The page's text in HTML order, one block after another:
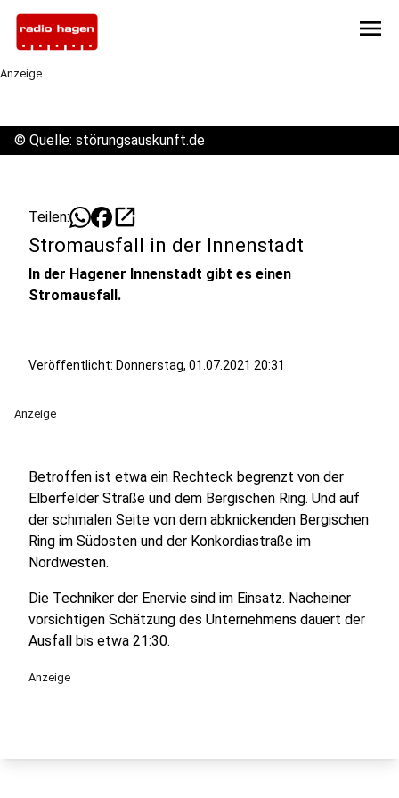
menu
Anzeige
© Quelle: störungsauskunft.de
Teilen: open_in_new
Stromausfall in der Innenstadt
In der Hagener Innenstadt gibt es einen
Stromausfall.
Veröffentlicht: Donnerstag, 01.07.2021 20:31
Anzeige
Betroffen ist etwa ein Rechteck begrenzt von der
Elberfelder Straße und dem Bergischen Ring. Und auf
der schmalen Seite von dem abknickenden Bergischen
Ring im Südosten und der Konkordiastraße im
Nordwesten.
Die Techniker der Enervie sind im Einsatz. Nacheiner
vorsichtigen Schätzung des Unternehmens dauert der
Ausfall bis etwa 21:30.
Anzeige